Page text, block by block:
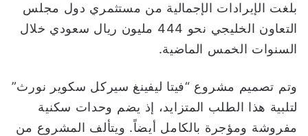
بلغت الإيرادات الإجمالية من مستثمري دول مجلس
التعاون الخليجي نحو 444 مليون ريال سعودي خلال
السنوات الخمس الماضية.
وتم تصميم مشروع “فيتا ليفينغ سيركل سكوير نورث”
لتلبية هذا الطلب المتزايد، إذ يضم وحدات سكنية
مفروشة ومؤجرة بالكامل أيضاً. ويتألف المشروع من